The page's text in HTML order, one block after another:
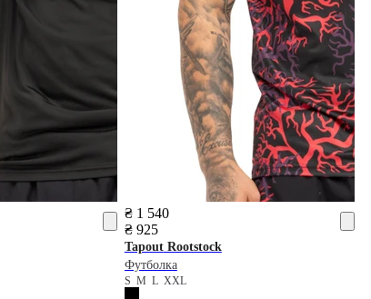
₴ 1 540
₴ 925
TapoutRootstock
Футболка
S M L XXL